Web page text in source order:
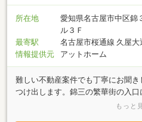
所在地
愛知県名古屋市中区錦
ル３Ｆ
最寄駅
名古屋市桜通線 久屋大
情報提供元
アットホーム
難しい不動産案件でも丁寧にお聞
つけ出します。錦三の繁華街の入
舗の仲介は勿論のこと、住宅、マ
もっと